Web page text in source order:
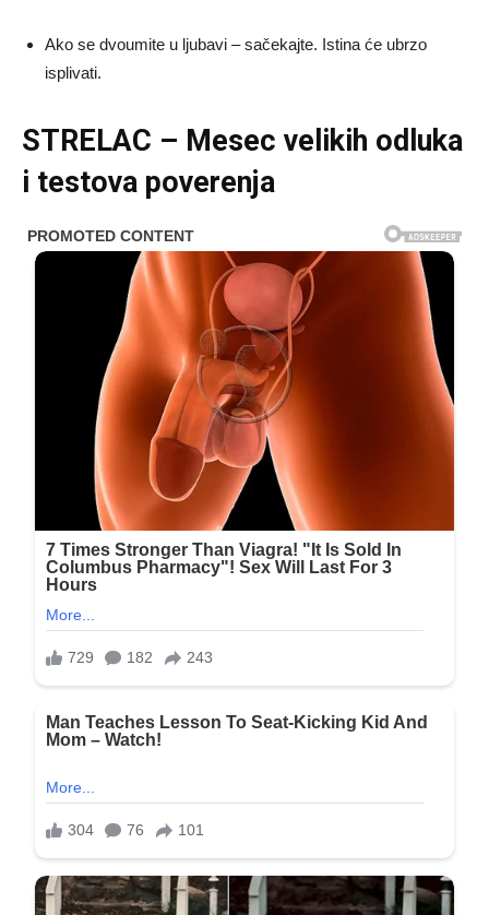
Ako se dvoumite u ljubavi – sačekajte. Istina će ubrzo
isplivati.
STRELAC – Mesec velikih odluka
i testova poverenja